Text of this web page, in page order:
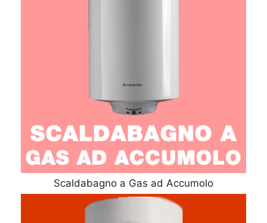
Scaldabagno a Gas ad Accumolo